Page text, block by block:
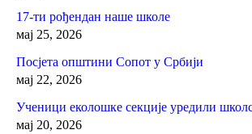
17-ти рођендан наше школе
мај 25, 2026
Посјета општини Сопот у Србији
мај 22, 2026
Ученици еколошке секције уредили
мај 20, 2026